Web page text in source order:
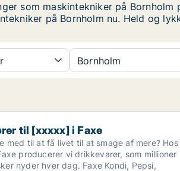
som maskintekniker på
på Bornholm nu. Held og
Bornholm
[xxxxx] i Faxe
til [xxxxx] i Faxe
med til at få livet til at smage af mere? Hos
producerer vi drikkevarer, som millioner
nyder hver dag. Faxe Kondi, Pepsi,